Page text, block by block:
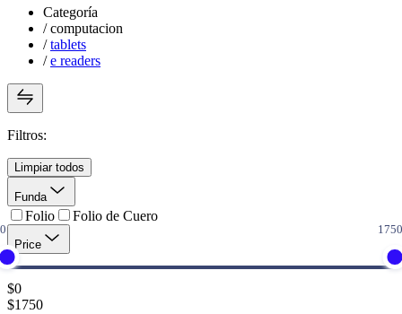
Categoría
/computacion
/tablets
/e readers
Filtros:
Limpiar todos
Funda
Folio Folio de Cuero
Price
$0
$1750